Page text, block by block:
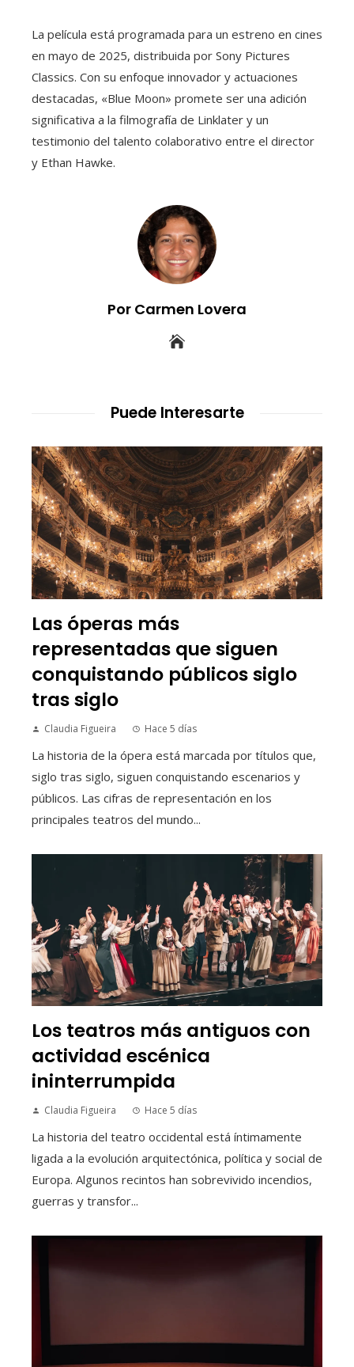
La película está programada para un estreno en cines
en mayo de 2025, distribuida por Sony Pictures
Classics. Con su enfoque innovador y actuaciones
destacadas, «Blue Moon» promete ser una adición
significativa a la filmografía de Linklater y un
testimonio del talento colaborativo entre el director
y Ethan Hawke.
Por Carmen Lovera
Puede Interesarte
Las óperas más
representadas que siguen
conquistando públicos siglo
tras siglo
Claudia Figueira Hace 5 días
La historia de la ópera está marcada por títulos que,
siglo tras siglo, siguen conquistando escenarios y
públicos. Las cifras de representación en los
principales teatros del mundo...
Los teatros más antiguos con
actividad escénica
ininterrumpida
Claudia Figueira Hace 5 días
La historia del teatro occidental está íntimamente
ligada a la evolución arquitectónica, política y social de
Europa. Algunos recintos han sobrevivido incendios,
guerras y transfor...